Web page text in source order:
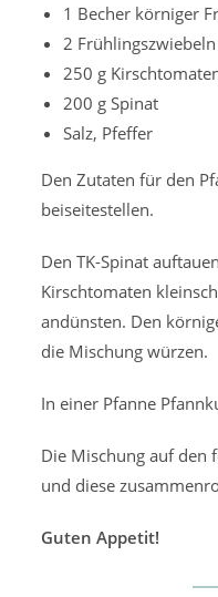
1 Becher körniger
2 Frühlingszwiebeln
250 g
200 g Spinat
Salz, Pfeffer
Den Zutaten für den
beiseitestellen.
Den TK-Spinat
Kirschtomaten
andünsten. Den
die Mischung würzen.
In einer Pfanne
Die Mischung auf den
und diese
Guten Appetit!